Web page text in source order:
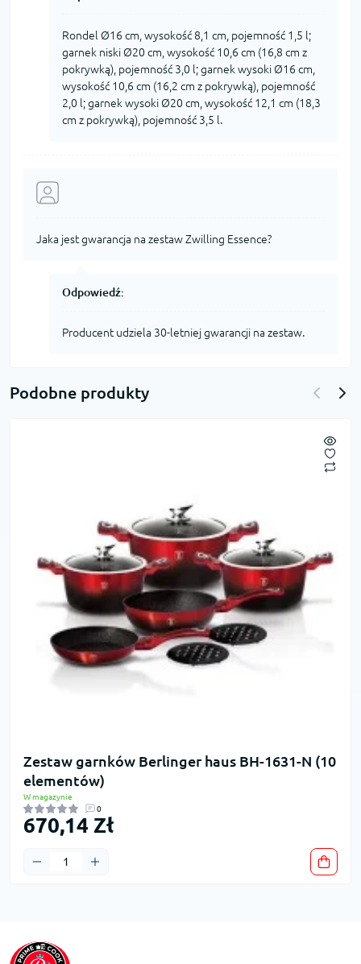
Rondel Ø16 cm, wysokość 8,1 cm, pojemność 1,5 l;
garnek niski Ø20 cm, wysokość 10,6 cm (16,8 cm z
pokrywką), pojemność 3,0 l; garnek wysoki Ø16 cm,
wysokość 10,6 cm (16,2 cm z pokrywką), pojemność
2,0 l; garnek wysoki Ø20 cm, wysokość 12,1 cm (18,3
cm z pokrywką), pojemność 3,5 l.
Jaka jest gwarancja na zestaw Zwilling Essence?
Odpowiedź:
Producent udziela 30-letniej gwarancji na zestaw.
Podobne produkty
Zestaw garnków Berlinger haus BH-1631-N (10
elementów)
W magazynie
0
670,14 Zł